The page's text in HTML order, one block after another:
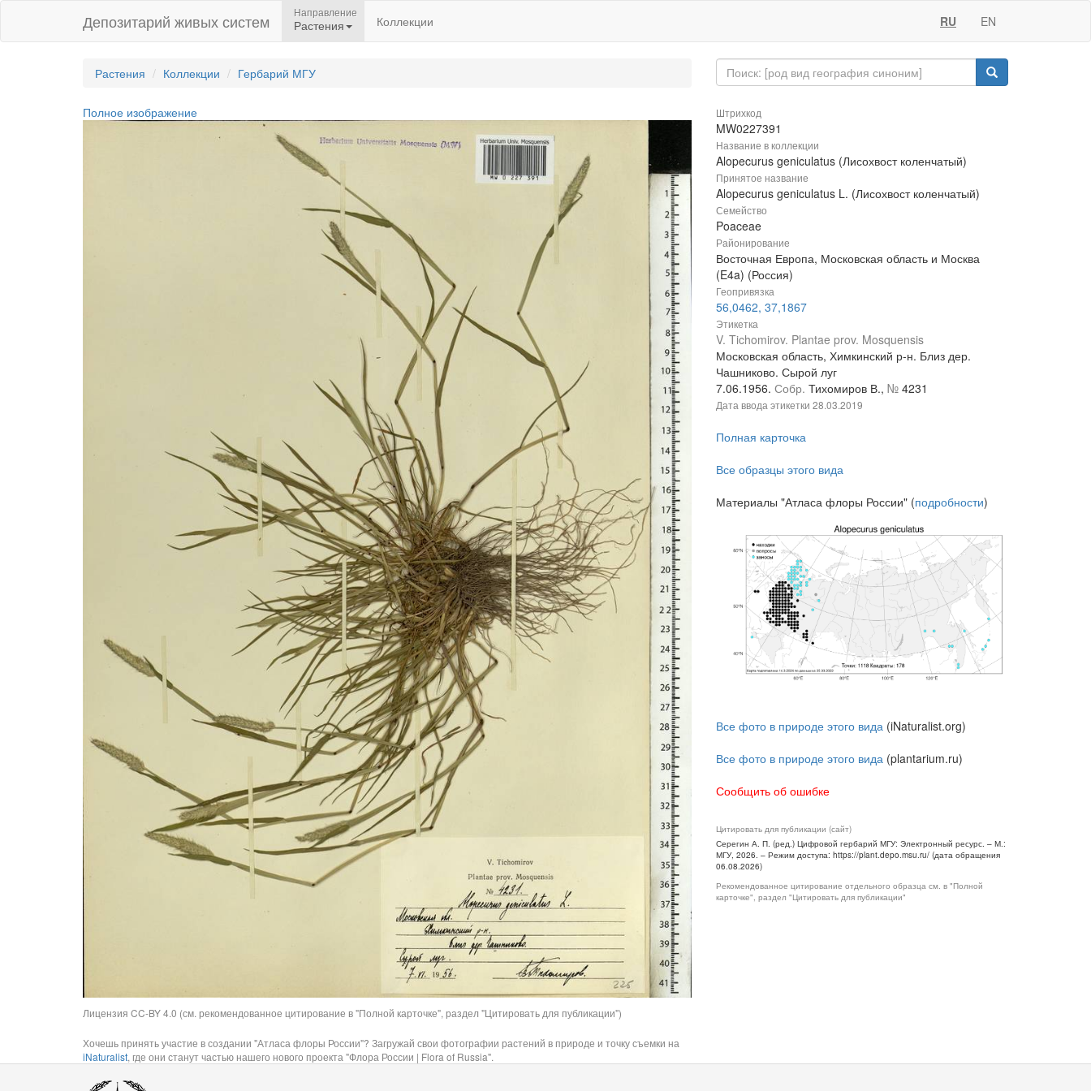
Депозитарий живых систем Направление
Растения Коллекции RU EN
Растения Коллекции Гербарий МГУ
Полное изображение
Лицензия CC-BY 4.0 (см. рекомендованное цитирование в "Полной карточке", раздел "Цитировать для публикации")
Хочешь принять участие в создании "Атласа флоры России"? Загружай свои фотографии растений в природе и точку съемки на
iNaturalist, где они станут частью нашего нового проекта "Флора России | Flora of Russia".
Штрихкод
MW0227391
Название в коллекции
Alopecurus geniculatus (Лисохвост коленчатый)
Принятое название
Alopecurus geniculatus L. (Лисохвост коленчатый)
Семейство
Poaceae
Районирование
Восточная Европа, Московская область и Москва
(E4a) (Россия)
Геопривязка
56,0462, 37,1867
Этикетка
V. Tichomirov. Plantae prov. Mosquensis
Московская область, Химкинский р-н. Близ дер.
Чашниково. Сырой луг
7.06.1956. Собр. Тихомиров В., № 4231
Дата ввода этикетки 28.03.2019
Полная карточка
Все образцы этого вида
Материалы "Атласа флоры России" (подробности)
Все фото в природе этого вида (iNaturalist.org)
Все фото в природе этого вида (plantarium.ru)
Сообщить об ошибке
Цитировать для публикации (сайт)
Серегин А. П. (ред.) Цифровой гербарий МГУ: Электронный ресурс. – М.:
МГУ, 2026. – Режим доступа: https://plant.depo.msu.ru/ (дата обращения
06.08.2026)
Рекомендованное цитирование отдельного образца см. в "Полной
карточке", раздел "Цитировать для публикации"